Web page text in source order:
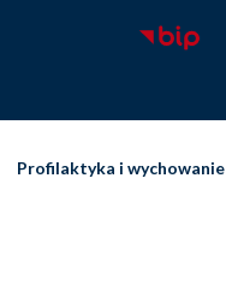
Profilaktyka i wychowanie